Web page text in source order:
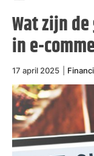
Wat zijn
in e-
17 april 2025